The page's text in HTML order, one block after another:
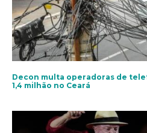
Decon multa operadoras de
1,4 milhão no Ceará